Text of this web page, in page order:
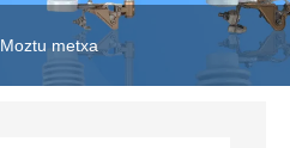
Moztu metxa